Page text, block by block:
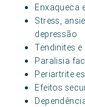
Enxaqueca
Stress,
depressão
Tendinites
Paralisia
Periartrite
Efeitos